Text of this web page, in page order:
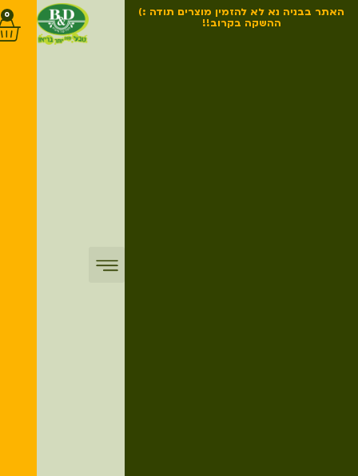
האתר בבניה נא לא להזמין מוצרים תודה :)
ההשקה בקרוב!!
0